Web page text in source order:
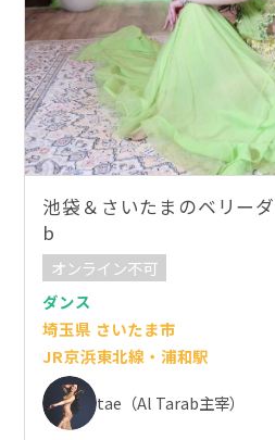
池袋＆さいたまのベリー
b
オンライン不可
ダンス
埼玉県 さいたま市
JR京浜東北線・浦和駅
tae（Al Tarab主宰）